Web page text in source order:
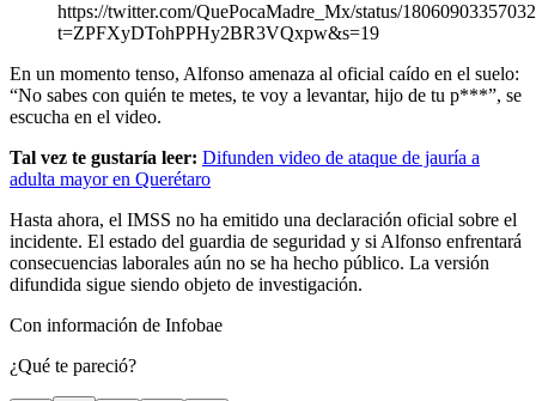
https://twitter.com/QuePocaMadre_Mx/status/
t=ZPFXyDTohPPHy2BR3VQxpw&s=19
En un momento tenso, Alfonso amenaza al oficial caído en el suelo:
“No sabes con quién te metes, te voy a levantar, hijo de tu p***”, se
escucha en el video.
Tal vez te gustaría leer: Difunden video de ataque de jauría a
adulta mayor en Querétaro
Hasta ahora, el IMSS no ha emitido una declaración oficial sobre el
incidente. El estado del guardia de seguridad y si Alfonso enfrentará
consecuencias laborales aún no se ha hecho público. La versión
difundida sigue siendo objeto de investigación.
Con información de Infobae
¿Qué te pareció?